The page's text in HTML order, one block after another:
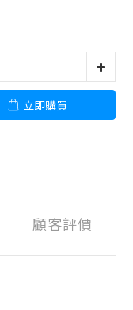
立即購買
顧客評價